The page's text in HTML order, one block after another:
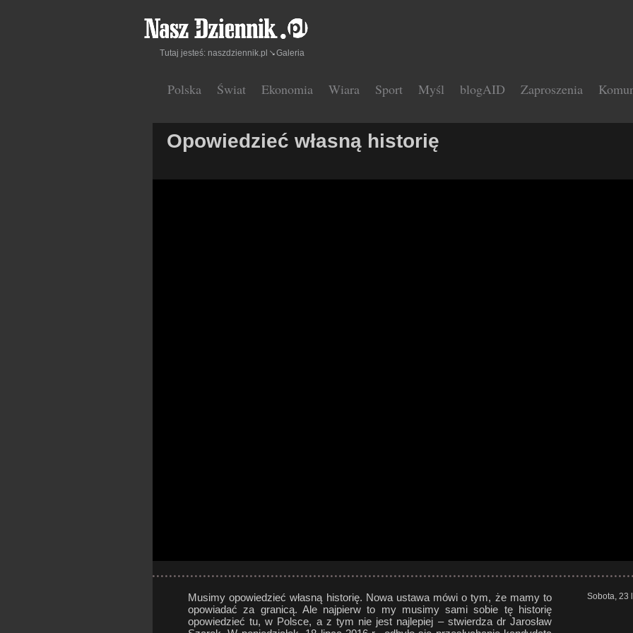
Polska Świat Ekonomia Wiara Sport Myśl blogAID Zaproszenia
Tutaj jesteś: naszdziennik.pl Galeria
Opowiedzieć własną historię
Musimy opowiedzieć własną historię. Nowa ustawa mówi o tym, że mamy to
opowiadać za granicą. Ale najpierw to my musimy sami sobie tę historię
opowiedzieć tu, w Polsce, a z tym nie jest najlepiej – stwierdza dr Jarosław
Sobota, 23